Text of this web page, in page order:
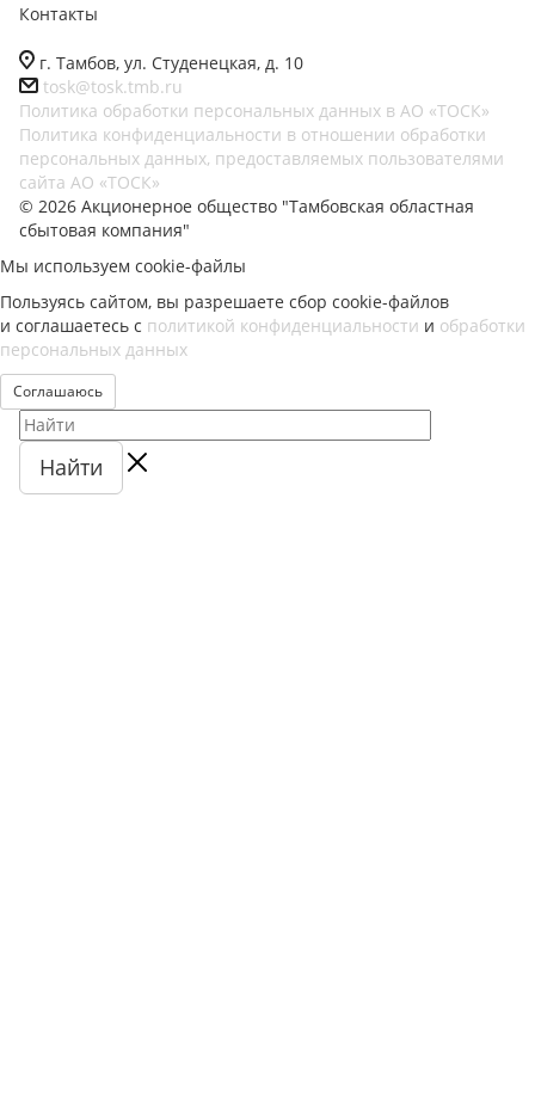
Контакты
г. Тамбов, ул. Студенецкая, д. 10
tosk@tosk.tmb.ru
Политика обработки персональных данных в АО «ТОСК»
Политика конфиденциальности в отношении обработки
персональных данных, предоставляемых пользователями
сайта АО «ТОСК»
© 2026 Акционерное общество "Тамбовская областная
сбытовая компания"
Мы используем cookie-файлы
Пользуясь сайтом, вы разрешаете сбор cookie-файлов
и соглашаетесь с политикой конфиденциальности и обработки
персональных данных
Соглашаюсь
Найти